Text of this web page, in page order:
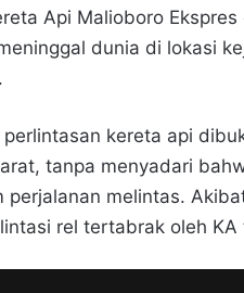
Api Malioboro
dunia di lokasi
kereta api
tanpa menyadari
perjalanan melintas.
rel tertabrak oleh KA